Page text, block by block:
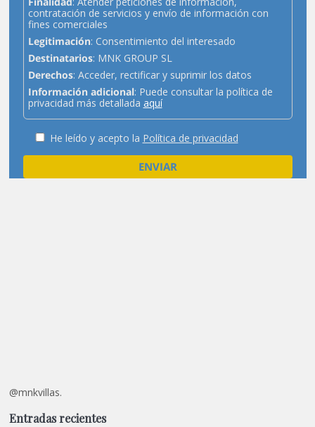
contratación de servicios y envío de información con
fines comerciales
Legitimación: Consentimiento del interesado
Destinatarios: MNK GROUP SL
Derechos: Acceder, rectificar y suprimir los datos
Información adicional: Puede consultar la política de
privacidad más detallada aquí
He leído y acepto la Política de privacidad
@mnkvillas.
Entradas recientes